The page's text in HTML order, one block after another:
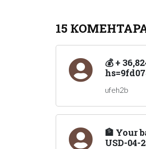
15
💰 +
ufeh2b
🏦 Your
USD-04-